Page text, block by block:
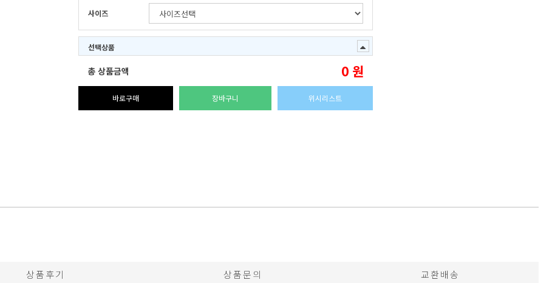
사이즈
선택상품
총 상품금액 0원
바로구매 장바구니 위시리스트
상품후기 상품문의 교환배송